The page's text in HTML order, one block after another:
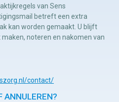
van Sens
betreft een extra
kan worden gemaakt. U blijft
noteren en nakomen van
contact/
ANNULEREN?